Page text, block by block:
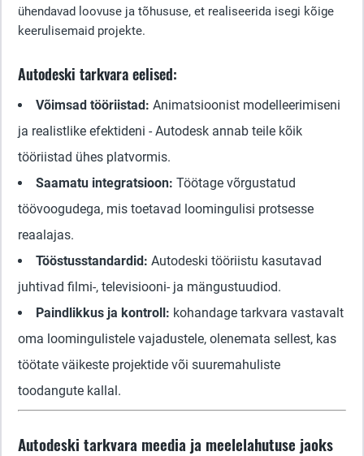
ühendavad loovuse ja tõhususe, et realiseerida isegi kõige
keerulisemaid projekte.
Autodeski tarkvara eelised:
Võimsad tööriistad: Animatsioonist modelleerimiseni
ja realistlike efektideni - Autodesk annab teile kõik
tööriistad ühes platvormis.
Saamatu integratsioon: Töötage võrgustatud
töövoogudega, mis toetavad loomingulisi protsesse
reaalajas.
Tööstusstandardid: Autodeski tööriistu kasutavad
juhtivad filmi-, televisiooni- ja mängustuudiod.
Paindlikkus ja kontroll: kohandage tarkvara vastavalt
oma loomingulistele vajadustele, olenemata sellest, kas
töötate väikeste projektide või suuremahuliste
toodangute kallal.
Autodeski tarkvara meedia ja meelelahutuse jaoks